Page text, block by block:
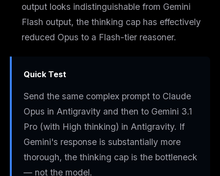
output looks indistinguishable from Gemini
Flash output, the thinking cap has effectively
reduced Opus to a Flash-tier reasoner.
Quick Test
Send the same complex prompt to Claude
Opus in Antigravity and then to Gemini 3.1
Pro (with High thinking) in Antigravity. If
Gemini's response is substantially more
thorough, the thinking cap is the bottleneck
— not the model.